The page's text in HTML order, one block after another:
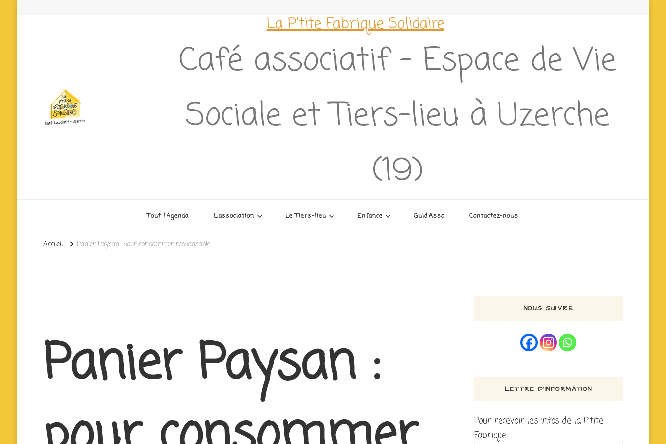
La P'tite Fabrique Solidaire
Café associatif – Espace de Vie
Sociale et Tiers-lieu à Uzerche
(19)
Tout l’Agenda L’association Le Tiers-lieu Enfance Guid’Asso Contactez-nous
Accueil Panier Paysan : pour consommer responsable
Panier Paysan :
NOUS SUIVRE
LETTRE D’INFORMATION
Pour recevoir les infos de la P'tite
Fabrique :